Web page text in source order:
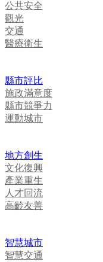
公共安全
觀光
交通
醫療衛生
縣市評比
施政滿意度
縣市競爭力
運動城市
地方創生
文化復興
產業重生
人才回流
高齡友善
智慧城市
智慧交通